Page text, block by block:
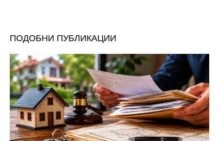
ПОДОБНИ ПУБЛИКАЦИИ